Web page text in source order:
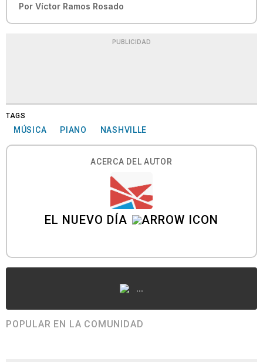
Por Víctor Ramos Rosado
PUBLICIDAD
TAGS
MÚSICA PIANO NASHVILLE
ACERCA DEL AUTOR
EL NUEVO DÍA
...
POPULAR EN LA COMUNIDAD